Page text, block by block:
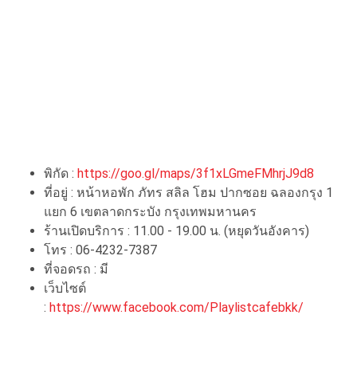
พิกัด : https://goo.gl/maps/3f1xLGmeFMhrjJ9d8
ที่อยู่ : หน้าหอพัก ภัทร สลิล โฮม ปากซอย ฉลองกรุง 1
แยก 6 เขตลาดกระบัง กรุงเทพมหานคร
ร้านเปิดบริการ : 11.00 - 19.00 น. (หยุดวันอังคาร)
โทร : 06-4232-7387
ที่จอดรถ : มี
เว็บไซต์
: https://www.facebook.com/Playlistcafebkk/